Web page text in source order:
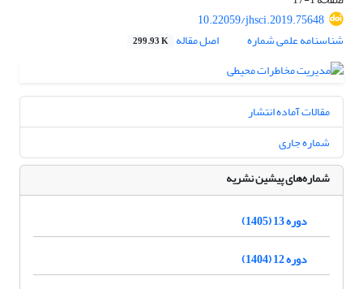
10.22059/jhsci.2019.75648
شناسنامه علمی شماره
اصل مقاله 299.93 K
مقالات آماده انتشار
شماره جاری
شماره‌های پیشین نشریه
دوره 13 (1405)
دوره 12 (1404)